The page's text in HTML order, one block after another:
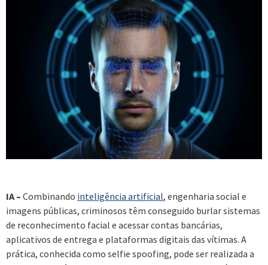
IA – Combinando inteligência artificial, engenharia social e
imagens públicas, criminosos têm conseguido burlar sistemas
de reconhecimento facial e acessar contas bancárias,
aplicativos de entrega e plataformas digitais das vítimas. A
prática, conhecida como selfie spoofing, pode ser realizada a